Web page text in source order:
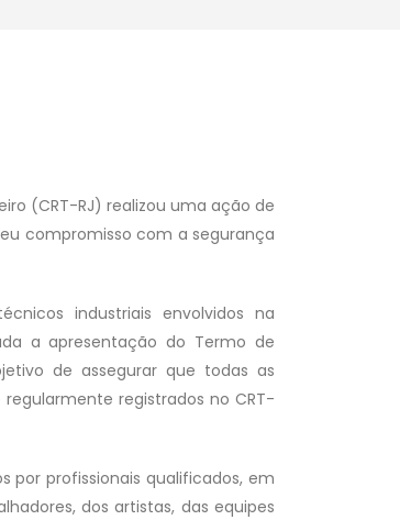
(CRT-RJ) realizou uma ação de
compromisso com a segurança
industriais envolvidos na
a apresentação do Termo de
de assegurar que todas as
registrados no CRT-
por profissionais qualificados, em
dos artistas, das equipes